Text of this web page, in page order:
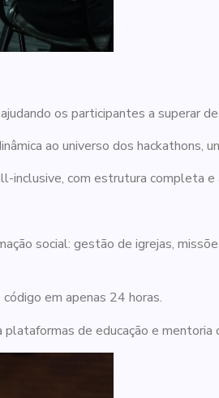
os participantes a superar
ao universo dos hackathons,
inclusive, com estrutura completa
social: gestão de igrejas,
em apenas 24 horas.
de educação e mentoria